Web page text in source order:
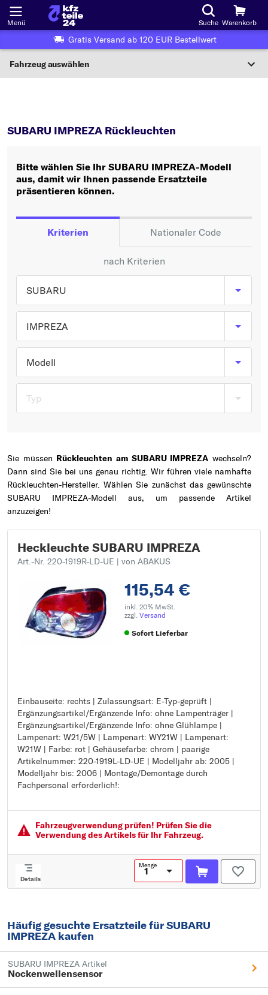
Menü Suche Warenkorb
Gratis Versand ab 120 EUR Bestellwert
Fahrzeug auswählen
Wo finde ich die?
Oder
Oder Fahrzeugauswahl nach Kriterien:
Hersteller wählen
Typ wählen
SUBARU IMPREZA Rückleuchten
Bitte wählen Sie Ihr SUBARU IMPREZA-Modell
aus, damit wir Ihnen passende Ersatzteile
präsentieren können.
Kriterien Nationaler Code
nach Kriterien
SUBARU
IMPREZA
Modell
Typ
Sie müssen Rückleuchten am SUBARU IMPREZA wechseln?
Dann sind Sie bei uns genau richtig. Wir führen viele namhafte
Rückleuchten-Hersteller. Wählen Sie zunächst das gewünschte
SUBARU IMPREZA-Modell aus, um passende Artikel
anzuzeigen!
Heckleuchte SUBARU IMPREZA
Art.-Nr. 220-1919R-LD-UE | von ABAKUS
115,54 €
inkl. 20% MwSt.
zzgl. Versand
Sofort Lieferbar
Einbauseite: rechts | Zulassungsart: E-Typ-geprüft |
Ergänzungsartikel/Ergänzende Info: ohne Lampenträger |
Ergänzungsartikel/Ergänzende Info: ohne Glühlampe |
Lampenart: W21/5W | Lampenart: WY21W | Lampenart:
W21W | Farbe: rot | Gehäusefarbe: chrom | paarige
Artikelnummer: 220-1919L-LD-UE | Modelljahr ab: 2005 |
Modelljahr bis: 2006 | Montage/Demontage durch
Fachpersonal erforderlich!:
Einbauseite: rechts
Zulassungsart: E-Typ-geprüft
Ergänzungsartikel/Ergänzende Info: ohne Lampenträger
Ergänzungsartikel/Ergänzende Info: ohne Glühlampe
Lampenart: W21/5W
Lampenart: WY21W
Lampenart: W21W
Farbe: rot
paarige Artikelnummer: 220-1919L-LD-UE
Modelljahr ab: 2005
Modelljahr bis: 2006
Fahrzeugver­wendung prüfen! Prüfen Sie die
Verwendung des Artikels für Ihr Fahrzeug.
Details
Menge
Häufig gesuchte Ersatzteile für SUBARU
IMPREZA kaufen
SUBARU IMPREZA Artikel
Nockenwellensensor